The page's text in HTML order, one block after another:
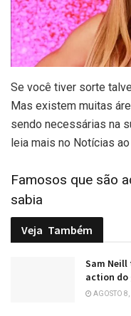
Se você tiver sorte
Mas existem muitas
sendo necessárias na
leia mais no Notícias
Famosos que são
sabia
Veja Também
Sam
action do
AGOSTO